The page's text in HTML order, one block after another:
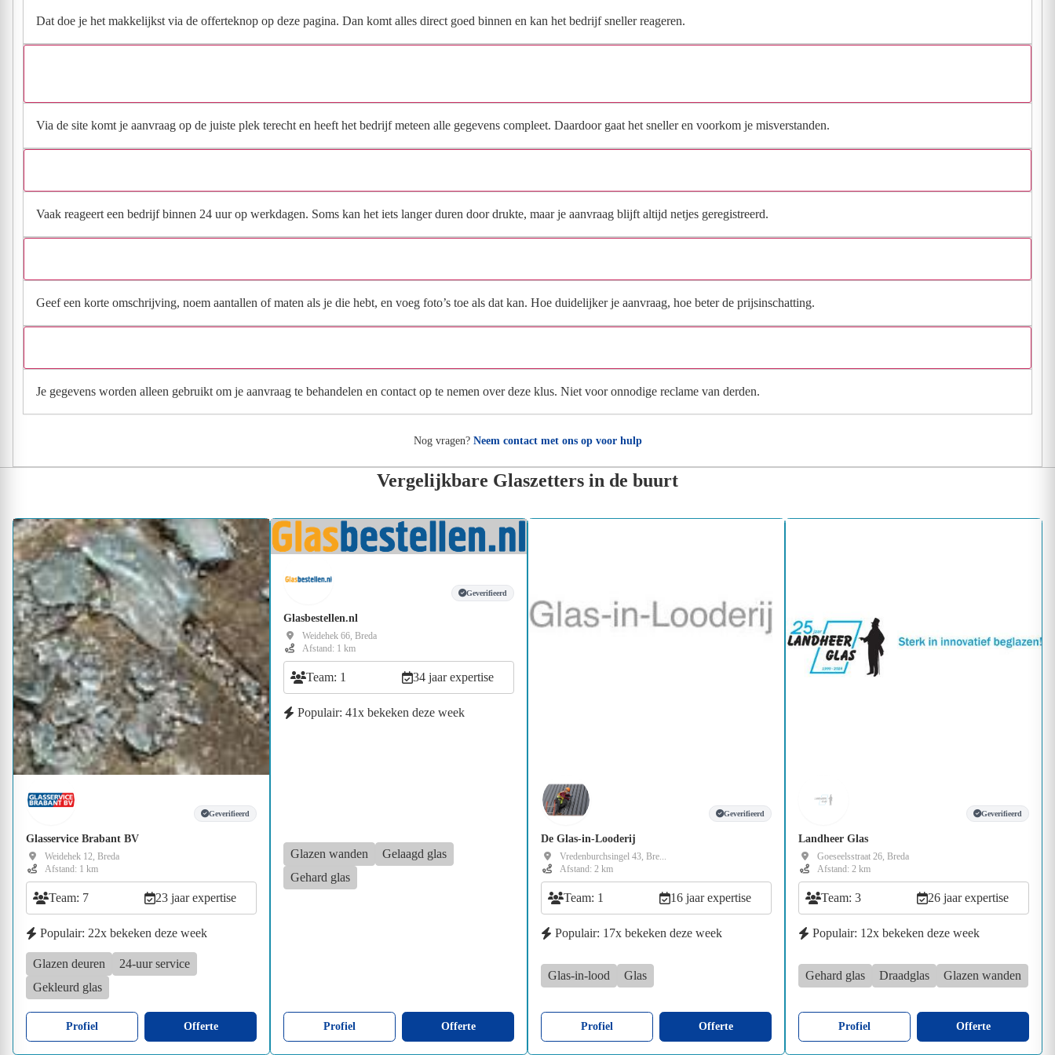
Dat doe je het makkelijkst via de offerteknop op deze pagina. Dan komt alles direct goed binnen en kan het bedrijf sneller reageren.
Via de site komt je aanvraag op de juiste plek terecht en heeft het bedrijf meteen alle gegevens compleet. Daardoor gaat het sneller en voorkom je misverstanden.
Vaak reageert een bedrijf binnen 24 uur op werkdagen. Soms kan het iets langer duren door drukte, maar je aanvraag blijft altijd netjes geregistreerd.
Geef een korte omschrijving, noem aantallen of maten als je die hebt, en voeg foto’s toe als dat kan. Hoe duidelijker je aanvraag, hoe beter de prijsinschatting.
Je gegevens worden alleen gebruikt om je aanvraag te behandelen en contact op te nemen over deze klus. Niet voor onnodige reclame van derden.
Nog vragen? Neem contact met ons op voor hulp
Vergelijkbare Glaszetters in de buurt
Geverifieerd
Glasservice Brabant BV
Weidehek 12, Breda
Afstand: 1 km
Team: 7 23 jaar expertise
Populair: 22x bekeken deze week
Glazen deuren
24-uur service
Gekleurd glas
Profiel Offerte
Geverifieerd
Glasbestellen.nl
Weidehek 66, Breda
Afstand: 1 km
Team: 1 34 jaar expertise
Populair: 41x bekeken deze week
Glazen wanden
Gelaagd glas
Gehard glas
Profiel Offerte
Geverifieerd
De Glas-in-Looderij
Vredenburchsingel 43, Bre...
Afstand: 2 km
Team: 1 16 jaar expertise
Populair: 17x bekeken deze week
Glas-in-lood Glas
Profiel Offerte
Geverifieerd
Landheer Glas
Goeseelsstraat 26, Breda
Afstand: 2 km
Team: 3 26 jaar expertise
Populair: 12x bekeken deze week
Gehard glas Draadglas Glazen wanden
Profiel Offerte